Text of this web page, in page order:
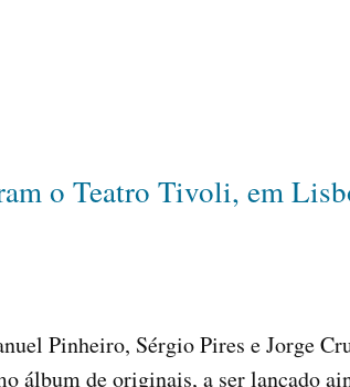
o Teatro Tivoli, em
Pinheiro, Sérgio Pires e Jorge
álbum de originais, a ser lançado